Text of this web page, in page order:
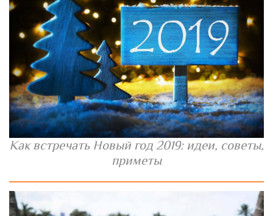
Как встречать Новый год 2019: идеи, советы,
приметы